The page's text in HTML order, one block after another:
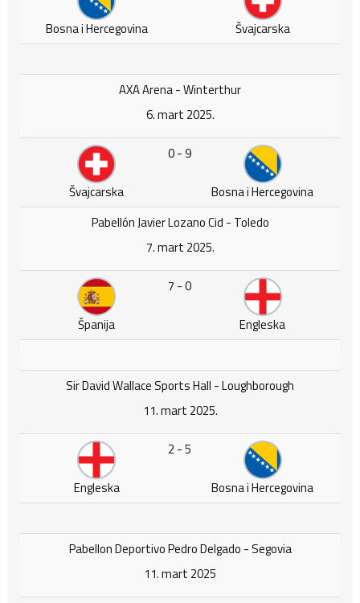
Bosna i Hercegovina Švajcarska
AXA Arena - Winterthur
6. mart 2025.
Švajcarska
0 - 9
Bosna i Hercegovina
Pabellón Javier Lozano Cid - Toledo
7. mart 2025.
Španija
7 - 0
Engleska
Sir David Wallace Sports Hall - Loughborough
11. mart 2025.
Engleska
2 - 5
Bosna i Hercegovina
Pabellon Deportivo Pedro Delgado - Segovia
11. mart 2025